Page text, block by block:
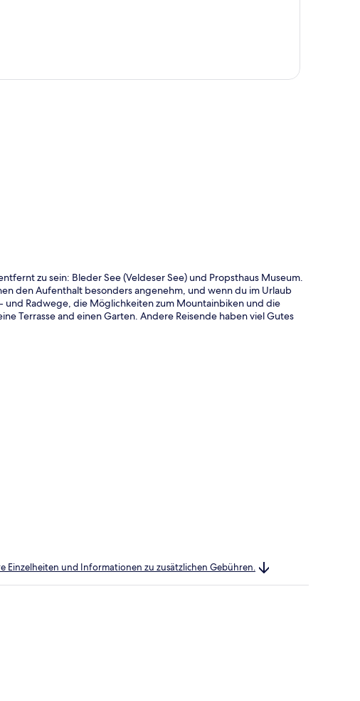
zu sein: Bleder See (Veldeser See) und Propsthaus Museum.
den Aufenthalt besonders angenehm, und wenn du im Urlaub
Radwege, die Möglichkeiten zum Mountainbiken und die
Terrasse and einen Garten. Andere Reisende haben viel Gutes
und Informationen zu zusätzlichen Gebühren.